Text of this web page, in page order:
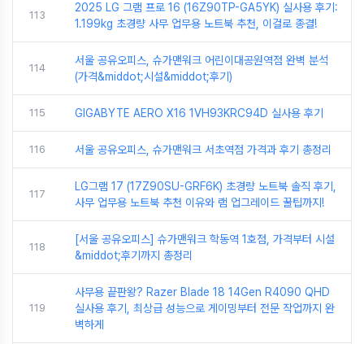
113
2025 LG 그램 프로 16 (16Z90TP-GA5YK) 실사용 후기:
1.199kg 초경량 사무 업무용 노트북 추천, 이걸로 종결!
114
서울 공유오피스, 슈가맨워크 어린이대공원역점 완벽 분석
(가격&middot;시설&middot;후기)
115 GIGABYTE AERO X16 1VH93KRC94D 실사용 후기
116 서울 공유오피스, 슈가맨워크 서초역점 가격과 후기 총정리
117
LG그램 17 (17Z90SU-GRF6K) 초경량 노트북 솔직 후기,
사무 업무용 노트북 추천 이유와 램 업그레이드 꿀팁까지!
118
[서울 공유오피스] 슈가맨워크 학동역 1호점, 가격부터 시설
&middot;후기까지 총정리
119
사무용 끝판왕? Razer Blade 18 14Gen R4090 QHD
실사용 후기, 최상급 성능으로 게이밍부터 전문 작업까지 완
벽하게